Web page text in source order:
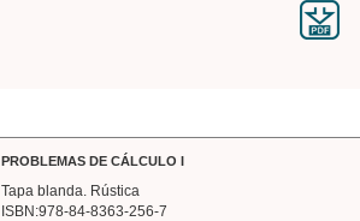
PROBLEMAS DE CÁLCULO I
Tapa blanda. Rústica
ISBN:978-84-8363-256-7